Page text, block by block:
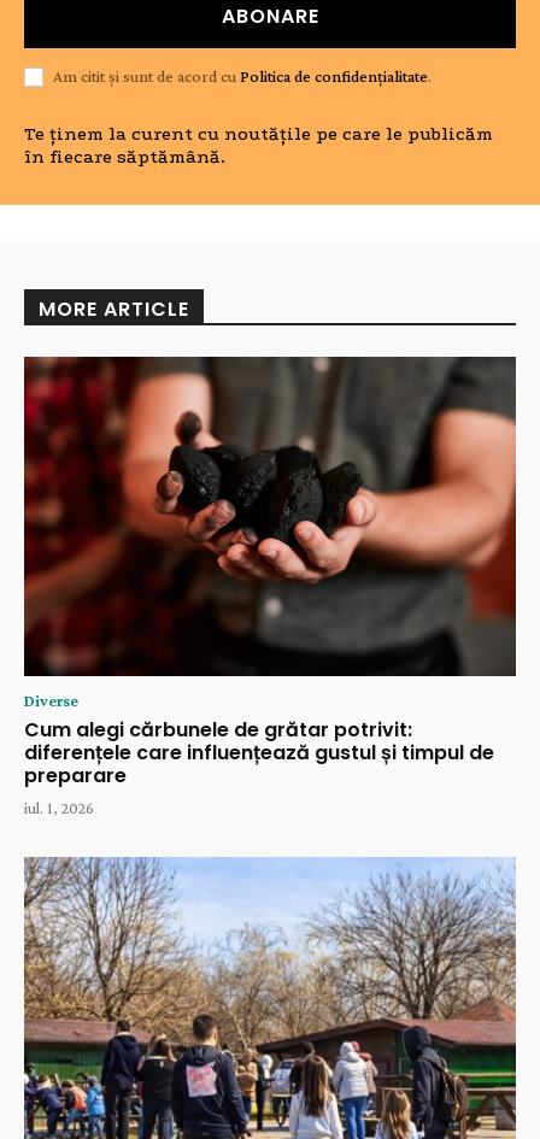
ABONARE
Am citit și sunt de acord cuPolitica de confidențialitate.
Te ținem la curent cu noutățile pe care le publicăm
în fiecare săptămână.
MORE ARTICLE
Diverse
Cum alegi cărbunele de grătar potrivit:
diferențele care influențează gustul și timpul de
preparare
iul. 1, 2026